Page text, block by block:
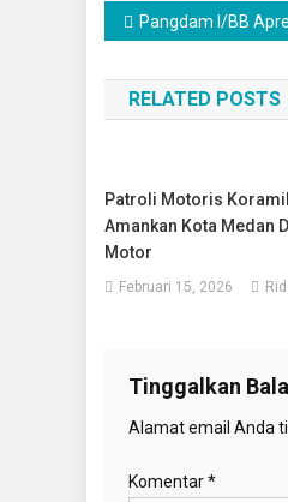
Navigasi
pos
Pangdam I/BB Apresiasi Peran Pemuda-Mahasiswa Jaga
RELATED POSTS
Patroli Motoris
Amankan Kota Medan
Motor
Februari 15, 2026
Tinggalkan
Alamat email Anda
Komentar*